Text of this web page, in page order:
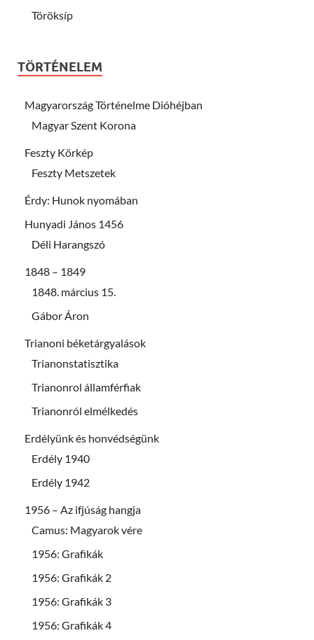
Töröksíp
TÖRTÉNELEM
Magyarország Történelme Dióhéjban
Magyar Szent Korona
Feszty Körkép
Feszty Metszetek
Érdy: Hunok nyomában
Hunyadi János 1456
Déli Harangszó
1848 – 1849
1848. március 15.
Gábor Áron
Trianoni béketárgyalások
Trianonstatisztika
Trianonrol államférfiak
Trianonról elmélkedés
Erdélyünk és honvédségünk
Erdély 1940
Erdély 1942
1956 – Az ifjúság hangja
Camus: Magyarok vére
1956: Grafikák
1956: Grafikák 2
1956: Grafikák 3
1956: Grafikák 4